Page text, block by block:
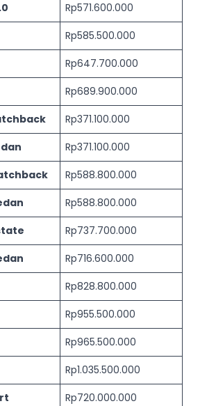
Rp571.600.000
Rp585.500.000
Rp647.700.000
Rp689.900.000
Rp371.100.000
Rp371.100.000
Rp588.800.000
Rp588.800.000
Rp737.700.000
Rp716.600.000
Rp828.800.000
Rp955.500.000
Rp965.500.000
Rp1.035.500.000
Rp720.000.000